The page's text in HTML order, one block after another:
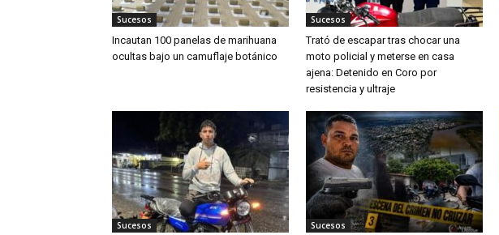
Sucesos
Incautan 100 panelas de marihuana
ocultas bajo un camuflaje botánico
Sucesos
Trató de escapar tras chocar una
moto policial y meterse en casa
ajena: Detenido en Coro por
resistencia y ultraje
Sucesos Sucesos